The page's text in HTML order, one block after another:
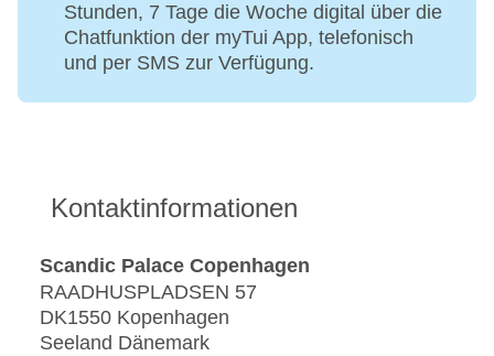
Stunden, 7 Tage die Woche digital über die
Chatfunktion der myTui App, telefonisch
und per SMS zur Verfügung.
Kontaktinformationen
Scandic Palace Copenhagen
RAADHUSPLADSEN 57
DK1550 Kopenhagen
Seeland Dänemark